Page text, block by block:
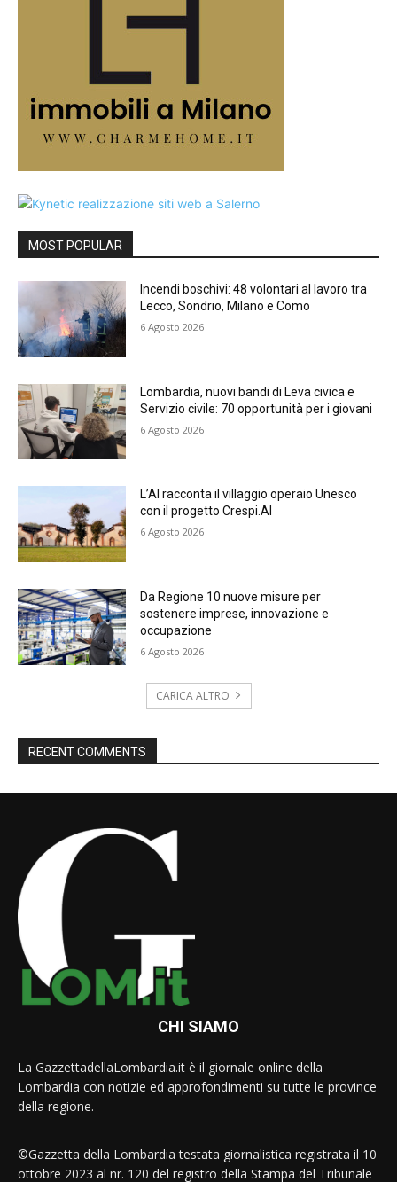
MOST POPULAR
Incendi boschivi: 48 volontari al lavoro tra
Lecco, Sondrio, Milano e Como
6 Agosto 2026
Lombardia, nuovi bandi di Leva civica e
Servizio civile: 70 opportunità per i giovani
6 Agosto 2026
L’AI racconta il villaggio operaio Unesco
con il progetto Crespi.AI
6 Agosto 2026
Da Regione 10 nuove misure per
sostenere imprese, innovazione e
occupazione
6 Agosto 2026
CARICA ALTRO
RECENT COMMENTS
CHI SIAMO
La GazzettadellaLombardia.it è il giornale online della
Lombardia con notizie ed approfondimenti su tutte le province
della regione.
©Gazzetta della Lombardia testata giornalistica registrata il 10
ottobre 2023 al nr. 120 del registro della Stampa del Tribunale